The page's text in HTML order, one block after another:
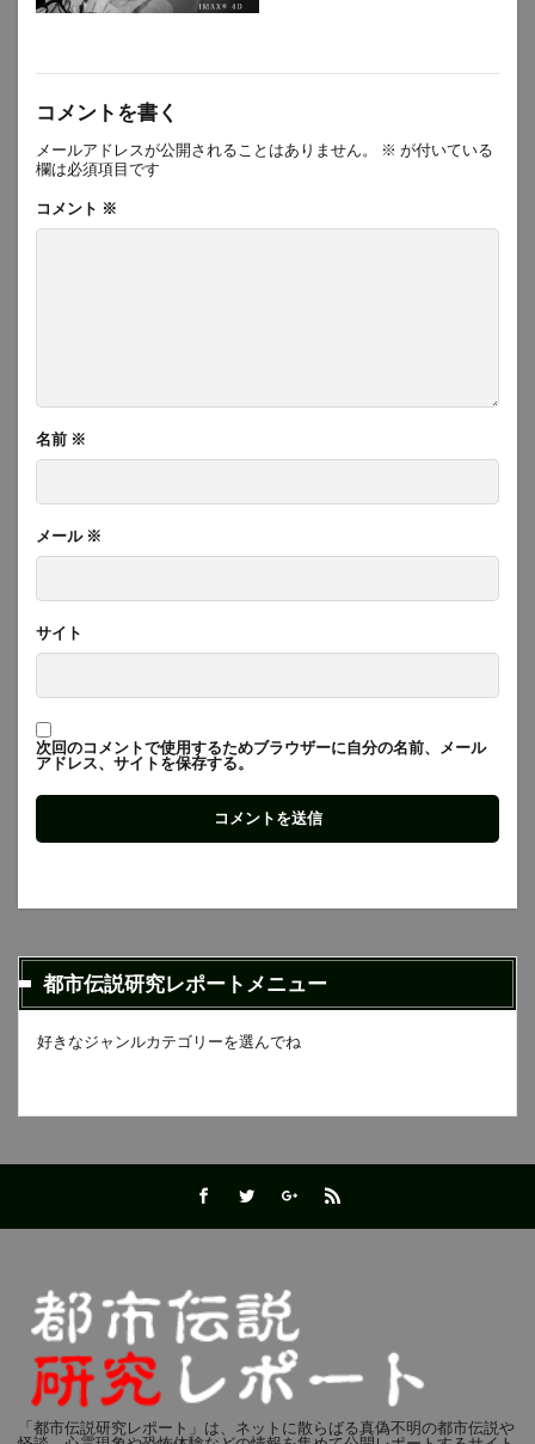
コメントを書く
メールアドレスが公開されることはありません。 ※ が付いている
欄は必須項目です
コメント ※
名前 ※
メール ※
サイト
次回のコメントで使用するためブラウザーに自分の名前、メール
アドレス、サイトを保存する。
都市伝説研究レポートメニュー
好きなジャンルカテゴリーを選んでね
「都市伝説研究レポート」は、ネットに散らばる真偽不明の都市伝説や